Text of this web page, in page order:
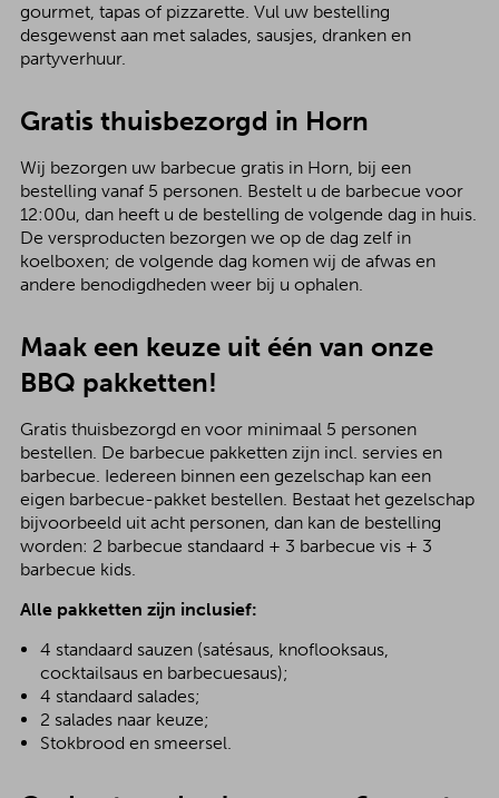
gourmet, tapas of pizzarette. Vul uw bestelling
desgewenst aan met salades, sausjes, dranken en
partyverhuur.
Gratis thuisbezorgd in Horn
Wij bezorgen uw barbecue gratis in Horn, bij een
bestelling vanaf 5 personen. Bestelt u de barbecue voor
12:00u, dan heeft u de bestelling de volgende dag in huis.
De versproducten bezorgen we op de dag zelf in
koelboxen; de volgende dag komen wij de afwas en
andere benodigdheden weer bij u ophalen.
Maak een keuze uit één van onze
BBQ pakketten!
Gratis thuisbezorgd en voor minimaal 5 personen
bestellen. De barbecue pakketten zijn incl. servies en
barbecue. Iedereen binnen een gezelschap kan een
eigen barbecue-pakket bestellen. Bestaat het gezelschap
bijvoorbeeld uit acht personen, dan kan de bestelling
worden: 2 barbecue standaard + 3 barbecue vis + 3
barbecue kids.
Alle pakketten zijn inclusief:
4 standaard sauzen (satésaus, knoflooksaus,
cocktailsaus en barbecuesaus);
4 standaard salades;
2 salades naar keuze;
Stokbrood en smeersel.